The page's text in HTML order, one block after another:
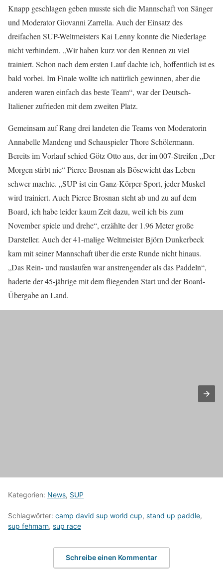
Knapp geschlagen geben musste sich die Mannschaft von Sänger
und Moderator Giovanni Zarrella. Auch der Einsatz des
dreifachen SUP-Weltmeisters Kai Lenny konnte die Niederlage
nicht verhindern. „Wir haben kurz vor den Rennen zu viel
trainiert. Schon nach dem ersten Lauf dachte ich, hoffentlich ist es
bald vorbei. Im Finale wollte ich natürlich gewinnen, aber die
anderen waren einfach das beste Team“, war der Deutsch-
Italiener zufrieden mit dem zweiten Platz.
Gemeinsam auf Rang drei landeten die Teams von Moderatorin
Annabelle Mandeng und Schauspieler Thore Schölermann.
Bereits im Vorlauf schied Götz Otto aus, der im 007-Streifen „Der
Morgen stirbt nie“ Pierce Brosnan als Bösewicht das Leben
schwer machte. „SUP ist ein Ganz-Körper-Sport, jeder Muskel
wird trainiert. Auch Pierce Brosnan steht ab und zu auf dem
Board, ich habe leider kaum Zeit dazu, weil ich bis zum
November spiele und drehe“, erzählte der 1.96 Meter große
Darsteller. Auch der 41-malige Weltmeister Björn Dunkerbeck
kam mit seiner Mannschaft über die erste Runde nicht hinaus.
„Das Rein- und rauslaufen war anstrengender als das Paddeln“,
haderte der 45-jährige mit dem fliegenden Start und der Board-
Übergabe an Land.
Kategorien: News, SUP
Schlagwörter: camp david sup world cup, stand up paddle,
sup fehmarn, sup race
Schreibe einen Kommentar